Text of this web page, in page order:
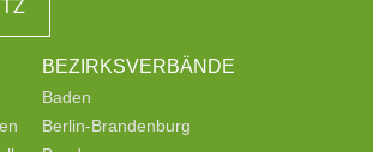
BEZIRKSVERBÄNDE
Baden
Berlin-Brandenburg